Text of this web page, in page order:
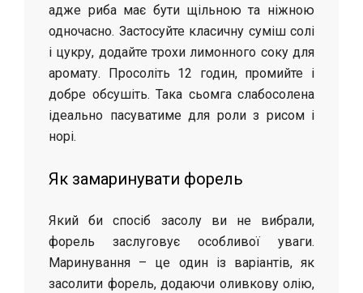
адже риба має бути щільною та ніжною
одночасно. Застосуйте класичну суміш солі
і цукру, додайте трохи лимонного соку для
аромату. Просоліть 12 годин, промийте і
добре обсушіть. Така сьомга слабосолена
ідеально пасуватиме для роли з рисом і
норі.
Як замаринувати форель
Який би спосіб засолу ви не вибрали,
форель заслуговує особливої уваги.
Маринування – це один із варіантів, як
засолити форель, додаючи оливкову олію,